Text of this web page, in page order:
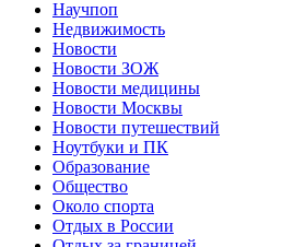
Научпоп
Недвижимость
Новости
Новости ЗОЖ
Новости медицины
Новости Москвы
Новости путешествий
Ноутбуки и ПК
Образование
Общество
Около спорта
Отдых в России